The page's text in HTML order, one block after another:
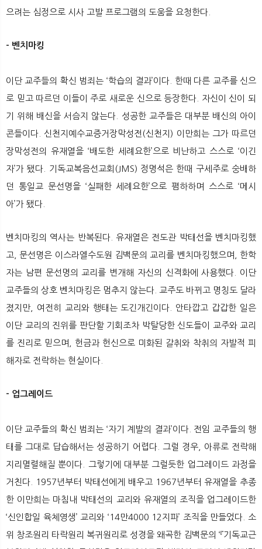
으려는 심정으로 시사 고발 프로그램의 도움을 요청한다.
- 벤치마킹
이단 교주들의 확신 범죄는 ‘학습의 결과’이다. 한때 다른 교주를 신으
로 믿고 따르던 이들이 주로 새로운 신으로 등장한다. 자신이 신이 되
기 위해 배신을 서슴지 않는다. 성공한 교주들은 대부분 배신의 아이
콘들이다. 신천지예수교증거장막성전(신천지) 이만희는 그가 따르던
장막성전의 유재열을 ‘배도한 세례요한’으로 비난하고 스스로 ‘이긴
자’가 됐다. 기독교복음선교회(JMS) 정명석은 한때 구세주로 숭배하
던 통일교 문선명을 ‘실패한 세례요한’으로 폄하하며 스스로 ‘메시
아’가 됐다.
벤치마킹의 역사는 반복된다. 유재열은 전도관 박태선을 벤치마킹했
고, 문선명은 이스라엘수도원 김백문의 교리를 벤치마킹했으며, 한학
자는 남편 문선명의 교리를 변개해 자신의 신격화에 사용했다. 이단
교주들의 상호 벤치마킹은 멈추지 않는다. 교주도 바뀌고 명칭도 달라
졌지만, 여전히 교리와 행태는 도긴개긴이다. 안타깝고 갑갑한 일은
이단 교리의 진위를 판단할 기회조차 박탈당한 신도들이 교주와 교리
를 진리로 믿으며, 헌금과 헌신으로 미화된 갈취와 착취의 자발적 피
해자로 전락하는 현실이다.
- 업그레이드
이단 교주들의 확신 범죄는 ‘자기 계발의 결과’이다. 전임 교주들의 행
태를 그대로 답습해서는 성공하기 어렵다. 그럴 경우, 아류로 전락해
지리멸렬해질 뿐이다. 그렇기에 대부분 그럴듯한 업그레이드 과정을
거친다. 1957년부터 박태선에게 배우고 1967년부터 유재열을 추종
한 이만희는 마침내 박태선의 교리와 유재열의 조직을 업그레이드한
‘신인합일 육체영생’ 교리와 ‘14만4000 12지파’ 조직을 만들었다. 소
위 창조원리 타락원리 복귀원리로 성경을 왜곡한 김백문의 ‘『기독교근